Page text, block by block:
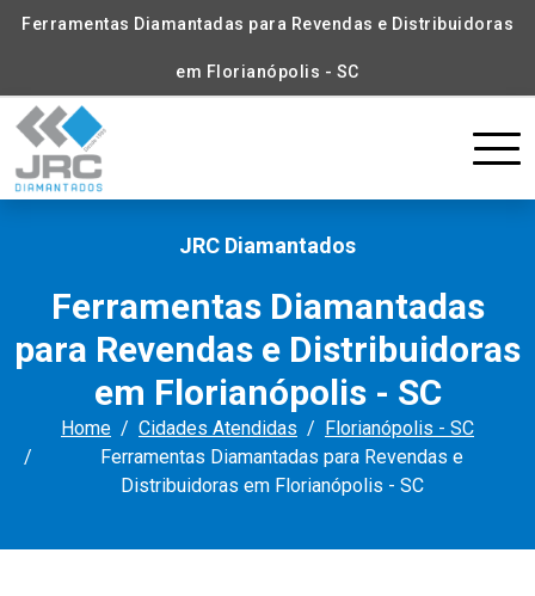
Ferramentas Diamantadas para Revendas e Distribuidoras
em Florianópolis - SC
JRC Diamantados
Ferramentas Diamantadas
para Revendas e Distribuidoras
em Florianópolis - SC
Home Cidades Atendidas
Florianópolis - SC
Ferramentas Diamantadas para Revendas e
Distribuidoras em Florianópolis - SC